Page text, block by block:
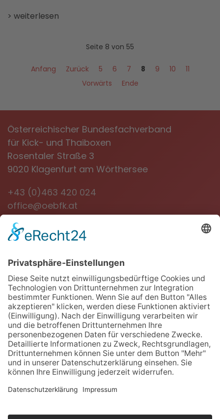
> weiterlesen
Seite 8 von 55
Anfang Zurück 5 6 7 8 9 10
11
Vorwärts
Ende
Österreichischer Bundesfachverband
für Kick- und Thaiboxen
Rosentaler Straße 3
9020 Klagenfurt am Wörthersee
+43 (0)463 420 024
office@oebfk.at
NEWSLETTER
Jetzt anmelden